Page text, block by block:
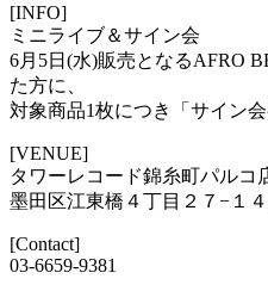
[INFO]
ミニライブ＆サイン会
6月5日(水)販売となるAFRO
た方に、
対象商品1枚につき「サイン
[VENUE]
タワーレコード錦糸町パルコ
墨田区江東橋４丁目２７−１
[Contact]
03-6659-9381